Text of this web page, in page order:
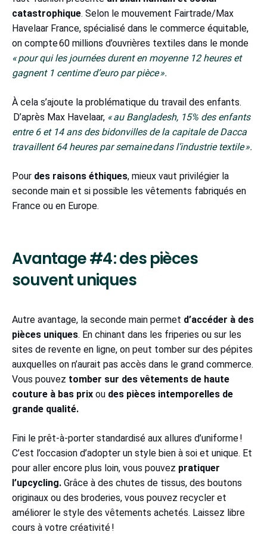
catastrophique. Selon le mouvement Fairtrade/Max
Havelaar France, spécialisé dans le commerce équitable,
on compte 60 millions d’ouvrières textiles dans le monde
« pour qui les journées durent en moyenne 12 heures et
gagnent 1 centime d’euro par pièce ».
À cela s’ajoute la problématique du travail des enfants.
D’après Max Havelaar, « au Bangladesh, 15% des enfants
entre 6 et 14 ans des bidonvilles de la capitale de Dacca
travaillent 64 heures par semaine dans l’industrie textile ».
Pour des raisons éthiques, mieux vaut privilégier la
seconde main et si possible les vêtements fabriqués en
France ou en Europe.
Avantage #4 : des pièces
souvent uniques
Autre avantage, la seconde main permet d’accéder à des
pièces uniques. En chinant dans les friperies ou sur les
sites de revente en ligne, on peut tomber sur des pépites
auxquelles on n’aurait pas accès dans le grand commerce.
Vous pouvez tomber sur des vêtements de haute
couture à bas prix ou des pièces intemporelles de
grande qualité.
Fini le prêt-à-porter standardisé aux allures d’uniforme !
C’est l’occasion d’adopter un style bien à soi et unique. Et
pour aller encore plus loin, vous pouvez pratiquer
l’upcycling. Grâce à des chutes de tissus, des boutons
originaux ou des broderies, vous pouvez recycler et
améliorer le style des vêtements achetés. Laissez libre
cours à votre créativité !